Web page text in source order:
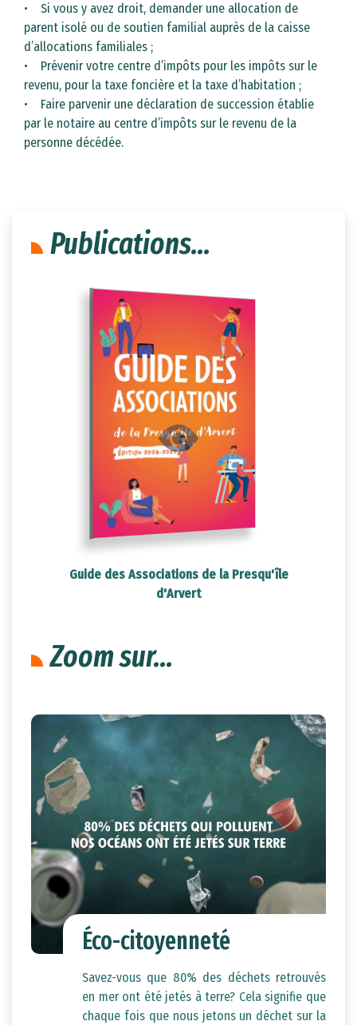
• Si vous y avez droit, demander une allocation de
parent isolé ou de soutien familial auprès de la caisse
d’allocations familiales ;
• Prévenir votre centre d’impôts pour les impôts sur le
revenu, pour la taxe foncière et la taxe d’habitation ;
• Faire parvenir une déclaration de succession établie
par le notaire au centre d’impôts sur le revenu de la
personne décédée.
Publications...
Guide des Associations de la Presqu'île
d'Arvert
Zoom sur...
Éco-citoyenneté
Savez-vous que 80% des déchets retrouvés
en mer ont été jetés à terre? Cela signifie que
chaque fois que nous jetons un déchet sur la